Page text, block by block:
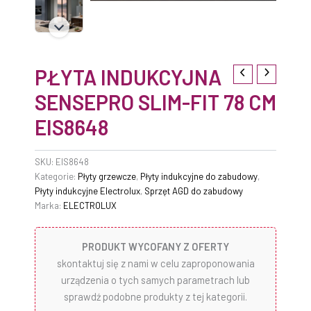
PŁYTA INDUKCYJNA
SENSEPRO SLIM-FIT 78 CM
EIS8648
SKU: EIS8648
Kategorie: Płyty grzewcze, Płyty indukcyjne do zabudowy,
Płyty indukcyjne Electrolux, Sprzęt AGD do zabudowy
Marka: ELECTROLUX
PRODUKT WYCOFANY Z OFERTY
skontaktuj się z nami w celu zaproponowania
urządzenia o tych samych parametrach lub
sprawdź podobne produkty z tej kategorii.